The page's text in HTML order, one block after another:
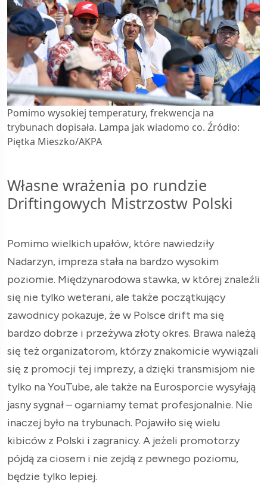
Pomimo wysokiej temperatury, frekwencja na
trybunach dopisała. Lampa jak wiadomo co. Źródło:
Piętka Mieszko/AKPA
Własne wrażenia po rundzie
Driftingowych Mistrzostw Polski
Pomimo wielkich upałów, które nawiedziły
Nadarzyn, impreza stała na bardzo wysokim
poziomie. Międzynarodowa stawka, w której znaleźli
się nie tylko weterani, ale także początkujący
zawodnicy pokazuje, że w Polsce drift ma się
bardzo dobrze i przeżywa złoty okres. Brawa należą
się też organizatorom, którzy znakomicie wywiązali
się z promocji tej imprezy, a dzięki transmisjom nie
tylko na YouTube, ale także na Eurosporcie wysyłają
jasny sygnał – ogarniamy temat profesjonalnie. Nie
inaczej było na trybunach. Pojawiło się wielu
kibiców z Polski i zagranicy. A jeżeli promotorzy
pójdą za ciosem i nie zejdą z pewnego poziomu,
będzie tylko lepiej.